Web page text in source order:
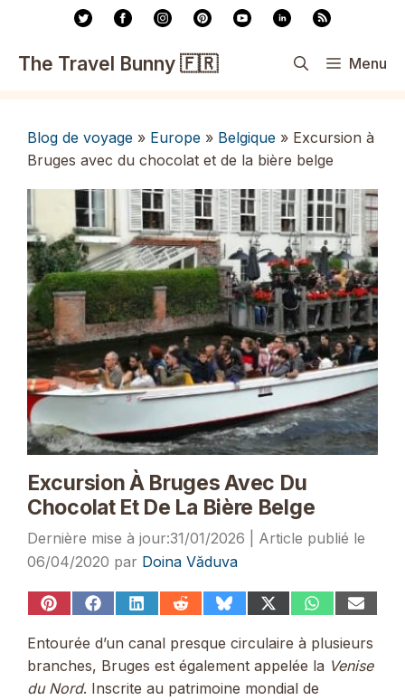
contenu
The Travel Bunny 🇫🇷 Menu
Blog de voyage » Europe » Belgique » Excursion à
Bruges avec du chocolat et de la bière belge
Excursion À Bruges Avec Du
Chocolat Et De La Bière Belge
31/01/2026
06/04/2020 par Doina Văduva
Share
Pinterest
Share
Facebook
Share
LinkedIn
ShareShare
Bluesky
Share
X
(Twitter)
Share
WhatsApp
Share
Entourée d’un canal presque circulaire à plusieurs
branches, Bruges est également appelée la Venise
du Nord. Inscrite au patrimoine mondial de